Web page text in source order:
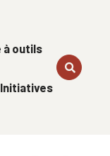
à outils
Initiatives